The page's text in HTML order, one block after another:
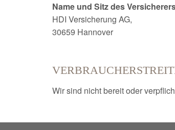
Name und Sitz des
HDI Versicherung AG,
30659 Hannover
Wir sind nicht bereit oder